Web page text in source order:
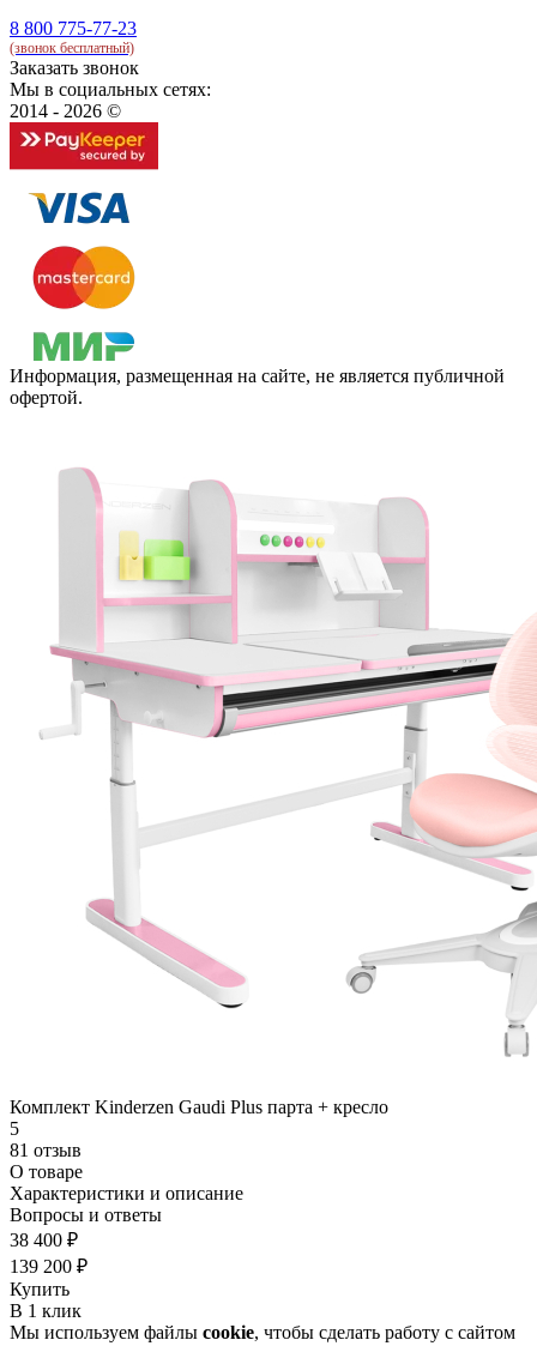
8 800 775-77-23
(звонок бесплатный)
Заказать звонок
Мы в социальных сетях:
2014 - 2026 ©
Информация, размещенная на сайте, не является публичной
офертой.
Комплект Kinderzen Gaudi Plus парта + кресло
5
81 отзыв
О товаре
Характеристики и описание
Вопросы и ответы
38 400 ₽
139 200 ₽
Купить
В 1 клик
Мы используем файлы cookie, чтобы сделать работу с сайтом